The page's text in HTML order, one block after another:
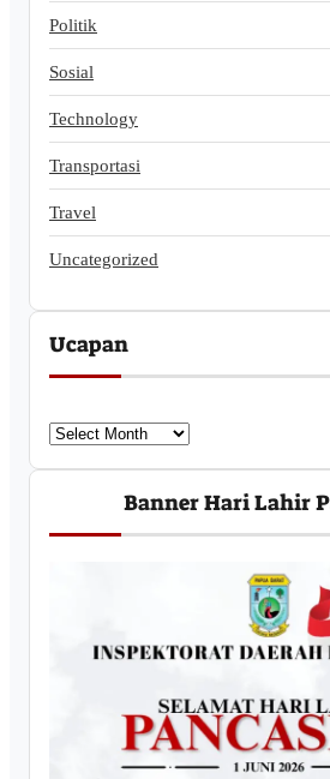
Politik
Sosial
Technology
Transportasi
Travel
Uncategorized
Ucapan
U
c
a
Banner Hari Lahir